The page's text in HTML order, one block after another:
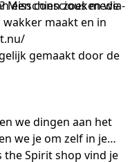
een conscious media-
maakt en in
Misschien zoeken we
gemaakt door de
we dingen aan het
we je om zelf in je
the Spirit shop vind je